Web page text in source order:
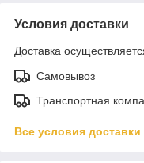
Условия доставки
Доставка
Самовывоз
Транспортная
Все условия доставки